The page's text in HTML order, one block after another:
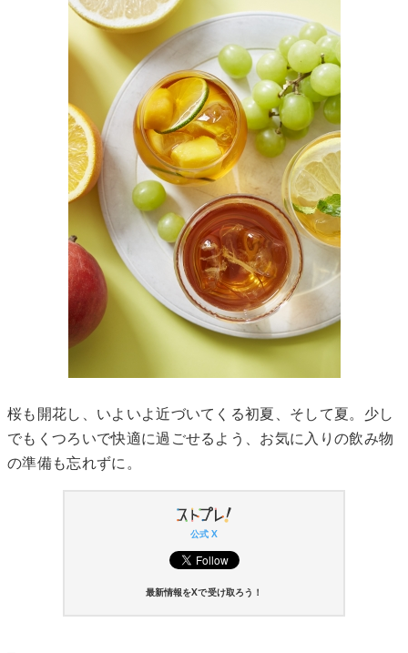
桜も開花し、いよいよ近づいてくる初夏、そして夏。少し
でもくつろいで快適に過ごせるよう、お気に入りの飲み物
の準備も忘れずに。
公式 X
最新情報をXで受け取ろう！